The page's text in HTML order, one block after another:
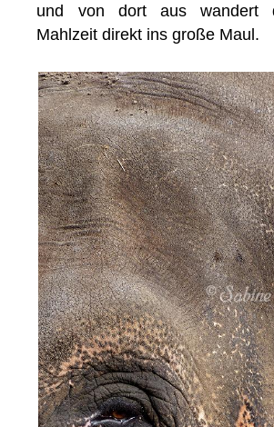
und von dort aus wandert
Mahlzeit direkt ins große Maul.